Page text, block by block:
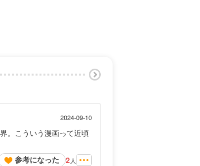
2024-09-10
。こういう漫画って近頃
参考になった 2 人